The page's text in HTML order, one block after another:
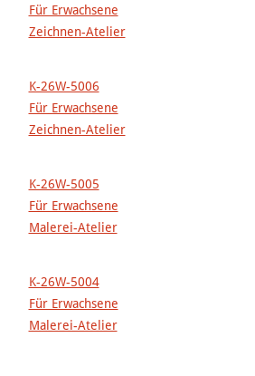
Für Erwachsene
Zeichnen-Atelier
K-26W-5006
Für Erwachsene
Zeichnen-Atelier
K-26W-5005
Für Erwachsene
Malerei-Atelier
K-26W-5004
Für Erwachsene
Malerei-Atelier